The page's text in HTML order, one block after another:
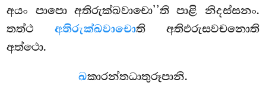
අයං පාපො අතිරුක්ඛවාචො’’ති පාළි නිදස්සනං.
තත්ථ අතිරුක්ඛවාචොති අතිඵරුසවචනොති
අත්ථො.
ඛකාරන්තධාතුරූපානි.